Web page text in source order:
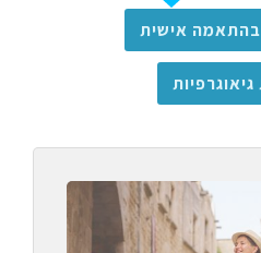
בהתאמה אישית